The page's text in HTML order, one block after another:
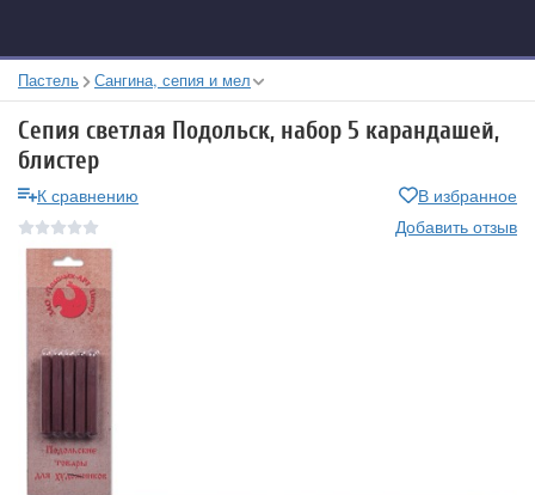
Пастель Сангина, сепия и мел
Сепия светлая Подольск, набор 5 карандашей,
блистер
К сравнению
В избранное
Добавить отзыв